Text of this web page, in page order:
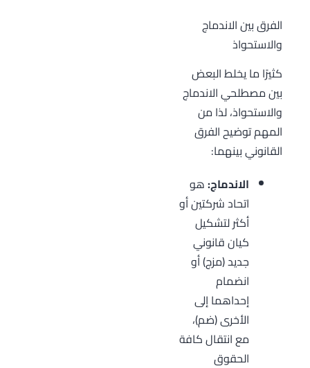
الفرق بين الاندماج
والاستحواذ
كثيرًا ما يخلط البعض
بين مصطلحي الاندماج
والاستحواذ، لذا من
المهم توضيح الفرق
القانوني بينهما:
الاندماج:هو
اتحاد شركتين أو
أكثر لتشكيل
كيان قانوني
جديد (مزج) أو
انضمام
إحداهما إلى
الأخرى (ضم)،
مع انتقال كافة
الحقوق